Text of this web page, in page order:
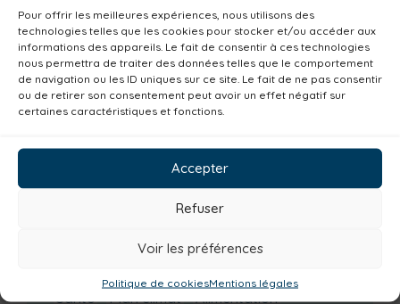
Pour offrir les meilleures expériences, nous utilisons des
technologies telles que les cookies pour stocker et/ou accéder aux
informations des appareils. Le fait de consentir à ces technologies
nous permettra de traiter des données telles que le comportement
de navigation ou les ID uniques sur ce site. Le fait de ne pas consentir
ou de retirer son consentement peut avoir un effet négatif sur
certaines caractéristiques et fonctions.
Accepter
Refuser
Voir les préférences
Politique de cookiesMentions légales
Groupe d’échanges entre parents : phobie
scolaire
Ateliers sur la périnatalité
La saison culturelle 2026-2027 est lancée !
Changements d’horaires activités jeunes
Catégories actualités / agenda
Culture
Non classé
Tourisme
Centre aquatique
Santé
Plan climat
Alimentation